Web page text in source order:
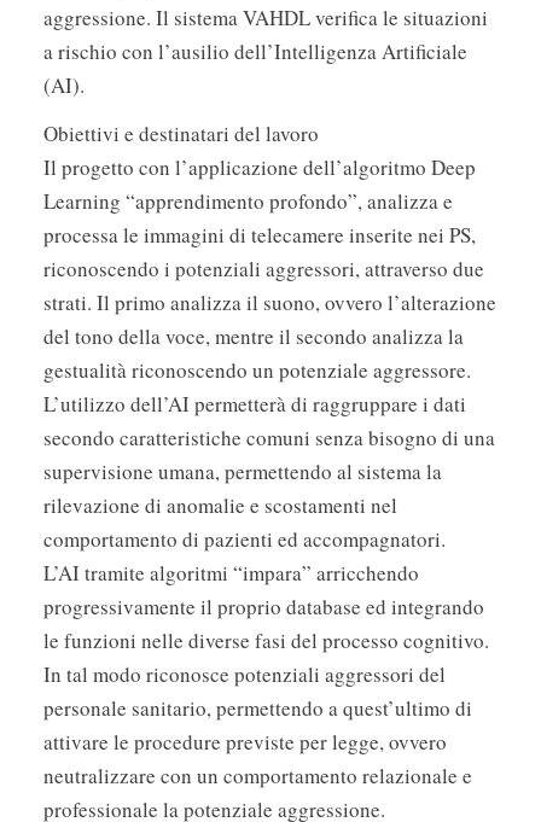
aggressione. Il sistema VAHDL verifica le situazioni
a rischio con l’ausilio dell’Intelligenza Artificiale
(AI).
Obiettivi e destinatari del lavoro
Il progetto con l’applicazione dell’algoritmo Deep
Learning “apprendimento profondo”, analizza e
processa le immagini di telecamere inserite nei PS,
riconoscendo i potenziali aggressori, attraverso due
strati. Il primo analizza il suono, ovvero l’alterazione
del tono della voce, mentre il secondo analizza la
gestualità riconoscendo un potenziale aggressore.
L’utilizzo dell’AI permetterà di raggruppare i dati
secondo caratteristiche comuni senza bisogno di una
supervisione umana, permettendo al sistema la
rilevazione di anomalie e scostamenti nel
comportamento di pazienti ed accompagnatori.
L’AI tramite algoritmi “impara” arricchendo
progressivamente il proprio database ed integrando
le funzioni nelle diverse fasi del processo cognitivo.
In tal modo riconosce potenziali aggressori del
personale sanitario, permettendo a quest’ultimo di
attivare le procedure previste per legge, ovvero
neutralizzare con un comportamento relazionale e
professionale la potenziale aggressione.